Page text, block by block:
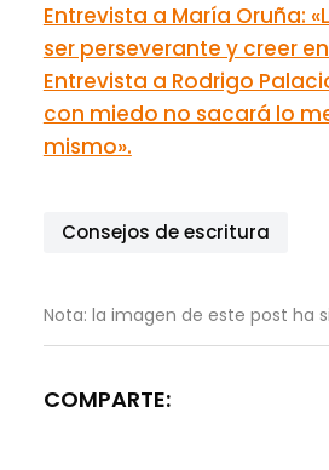
Entrevista a María Oruña:
ser perseverante y creer
Entrevista a Rodrigo
con miedo no sacará lo
mismo».
Consejos de escritura
Nota: la imagen de este post ha
COMPARTE: